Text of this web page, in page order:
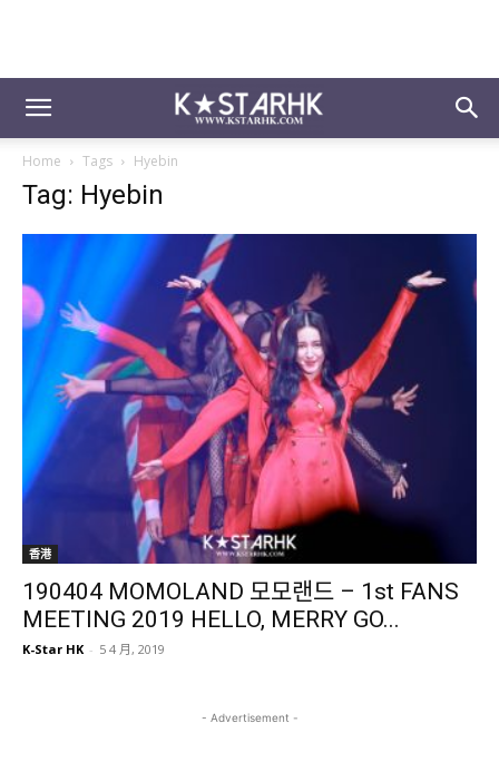
Home Tags Hyebin
Tag: Hyebin
香港
190404 MOMOLAND 모모랜드 – 1st FANS
MEETING 2019 HELLO, MERRY GO...
K-Star HK - 5 4 月, 2019
- Advertisement -